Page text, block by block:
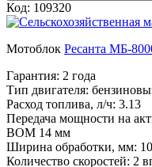
Код: 109320
Мотоблок Ресанта МБ-
Гарантия: 2 года
Тип двигателя:
Расход топлива, л/ч: 3.13
Передача мощности на
ВОМ 14 мм
Ширина обработки, мм:
Количество скоростей: 2